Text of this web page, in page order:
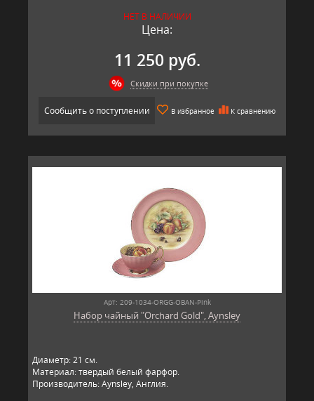
НЕТ В НАЛИЧИИ
Цена:
11 250 руб.
Скидки при покупке
Сообщить о поступлении В избранное К сравнению
Арт: 209-1034-ORGG-OBAN-Pink
Набор чайный "Orchard Gold", Aynsley
Диаметр: 21 см.
Материал: твердый белый фарфор.
Производитель: Aynsley, Англия.